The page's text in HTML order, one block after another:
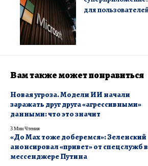
для
Вам также может понравиться
Новая угроза. Модели ИИ начали
заражать друг друга «агрессивными»
данными: что это значит
3 Мин Чтения
«До Max тоже доберемся»: Зеленский
анонсировал «привет» от спецслужб в
мессенджере Путина